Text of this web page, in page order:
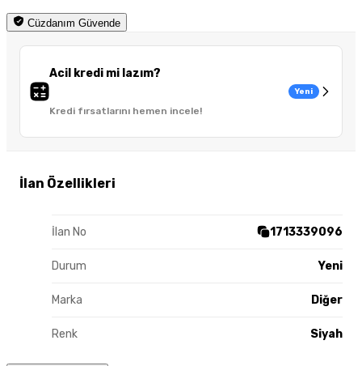
Cüzdanım Güvende
Acil kredi mi lazım?
Kredi fırsatlarını hemen incele!
Yeni
İlan Özellikleri
İlan No 1713339096
Durum Yeni
Marka Diğer
Renk Siyah